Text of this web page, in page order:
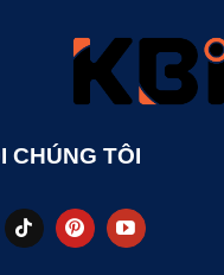
CHÚNG TÔI